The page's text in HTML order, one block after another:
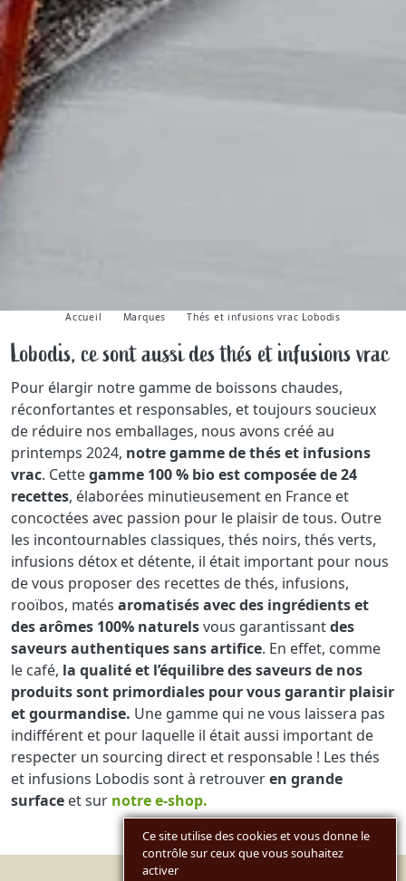
Accueil Marques Thés et infusions vrac Lobodis
Lobodis, ce sont aussi des thés et infusions vrac
Pour élargir notre gamme de boissons chaudes,
réconfortantes et responsables, et toujours soucieux
de réduire nos emballages, nous avons créé au
printemps 2024, notre gamme de thés et infusions
vrac. Cettegamme 100 % bio est composée de 24
recettes, élaborées minutieusement en France et
concoctées avec passion pour le plaisir de tous. Outre
les incontournables classiques, thés noirs, thés verts,
infusions détox et détente, il était important pour nous
de vous proposer des recettes de thés, infusions,
rooïbos, matés aromatisés avec des ingrédients et
des arômes 100% naturelsvous garantissantdes
saveurs authentiques sans artifice. En effet, comme
le café, la qualité et l’équilibre des saveurs de nos
produits sont primordiales pour vous garantir plaisir
et gourmandise. Une gamme qui ne vous laissera pas
indifférent et pour laquelle il était aussi important de
respecter un sourcing direct et responsable ! Les thés
et infusions Lobodis sont à retrouveren grande
surface et sur notre e-shop.
Ce site utilise des cookies et vous donne le
contrôle sur ceux que vous souhaitez
activer